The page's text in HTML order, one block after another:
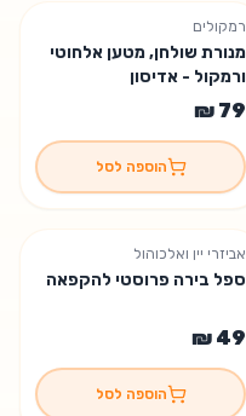
רמקולים
מנורת שולחן, מטען אלחוטי
ורמקול - אדיסון
הוספה לסל
נשארו 2 יחידות
אביזרי יין ואלכוהול
ספל בירה פרוסטי להקפאה
הוספה לסל